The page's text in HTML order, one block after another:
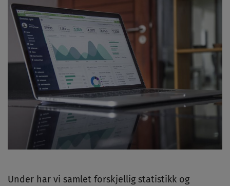
Under har vi samlet forskjellig statistikk og